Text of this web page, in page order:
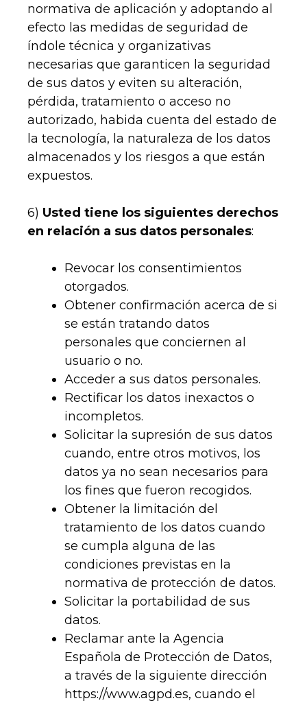
normativa de aplicación y adoptando al
efecto las medidas de seguridad de
índole técnica y organizativas
necesarias que garanticen la seguridad
de sus datos y eviten su alteración,
pérdida, tratamiento o acceso no
autorizado, habida cuenta del estado de
la tecnología, la naturaleza de los datos
almacenados y los riesgos a que están
expuestos.
6) Usted tiene los siguientes derechos
en relación a sus datos personales:
Revocar los consentimientos
otorgados.
Obtener confirmación acerca de si
se están tratando datos
personales que conciernen al
usuario o no.
Acceder a sus datos personales.
Rectificar los datos inexactos o
incompletos.
Solicitar la supresión de sus datos
cuando, entre otros motivos, los
datos ya no sean necesarios para
los fines que fueron recogidos.
Obtener la limitación del
tratamiento de los datos cuando
se cumpla alguna de las
condiciones previstas en la
normativa de protección de datos.
Solicitar la portabilidad de sus
datos.
Reclamar ante la Agencia
Española de Protección de Datos,
a través de la siguiente dirección
https://www.agpd.es, cuando el